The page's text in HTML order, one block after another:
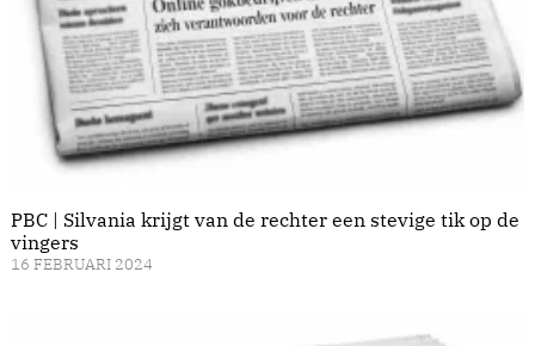
PBC | Silvania krijgt van de rechter een stevige tik op de
vingers
16 FEBRUARI 2024